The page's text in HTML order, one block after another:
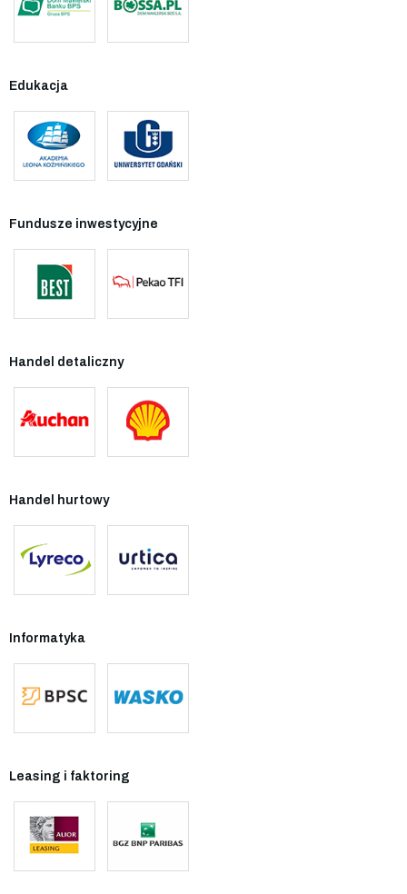
Edukacja
Fundusze inwestycyjne
Handel detaliczny
Handel hurtowy
Informatyka
Leasing i faktoring